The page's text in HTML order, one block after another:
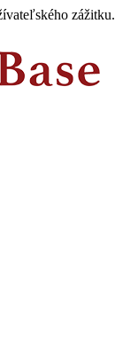
zážitku.